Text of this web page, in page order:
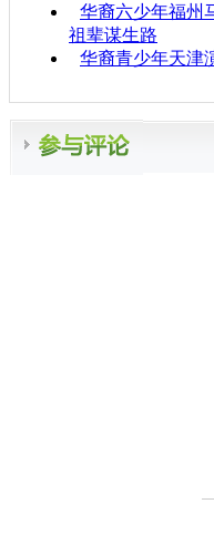
华裔六少年福州
祖辈谋生路
华裔青少年天津